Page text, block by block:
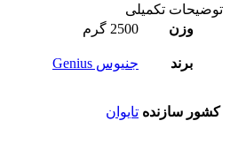
توضیحات تکمیلی
وزن
2500 گرم
برند جنیوس Genius
کشور سازنده تایوان